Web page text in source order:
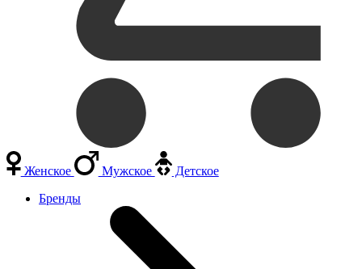
Женское Мужское
Детское
Бренды